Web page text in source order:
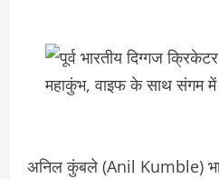
अनिल कुंबले (Anil Kumble)